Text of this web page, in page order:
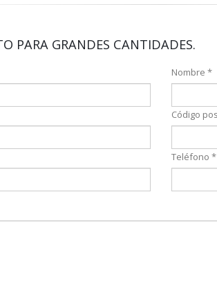
PARA GRANDES CANTIDADES.
Nombre *
Código
Teléfono *